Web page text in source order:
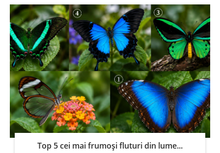
Top 5 cei mai frumoși fluturi din lume...